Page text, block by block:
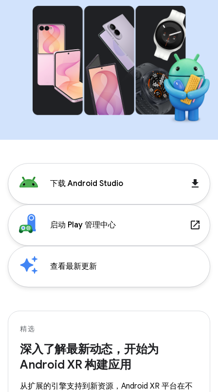
下载 Android Studio get_app
启动 Play 管理中心 launch
查看最新更新
精选
深入了解最新动态，开始为
Android XR 构建应用
从扩展的引擎支持到新资源，Android XR 平台在不